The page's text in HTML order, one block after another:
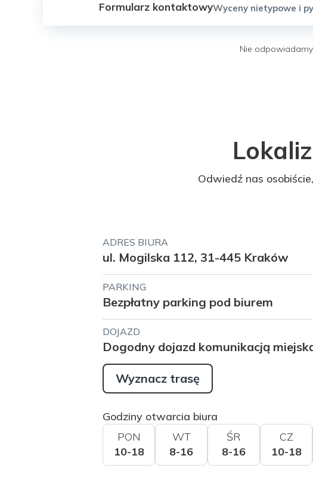
Formularz kontaktowyWyceny nietypowe i
Nie
Odwiedź nas
ADRES BIURA
ul. Mogilska 112, 31-445 Kraków
PARKING
Bezpłatny parking pod biurem
DOJAZD
Dogodny dojazd komunikacją
Wyznacz trasę
Godziny otwarcia biura
PON
10-18
WT
8-16
ŚR
8-16
CZ
10-18